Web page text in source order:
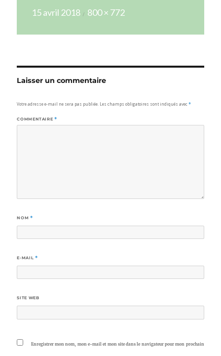
15 avril 2018
réelle
800 × 772
Laisser un commentaire
Votre adresse e-mail ne sera pas publiée. Les champs obligatoires sont indiqués avec*
COMMENTAIRE *
NOM *
E-MAIL *
SITE WEB
Enregistrer mon nom, mon e-mail et mon site dans le navigateur pour mon prochain